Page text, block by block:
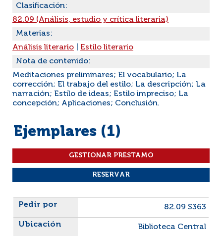
Clasificación:
82.09 (Análisis, estudio y crítica literaria)
Materias:
Análisis literario
Estilo literario
Nota de contenido:
Meditaciones preliminares; El vocabulario; La
corrección; El trabajo del estilo; La descripción; La
narración; Estilo de ideas; Estilo impreciso; La
concepción; Aplicaciones; Conclusión.
Ejemplares (1)
Liste des exemplaires
82.09 S363
Biblioteca Central